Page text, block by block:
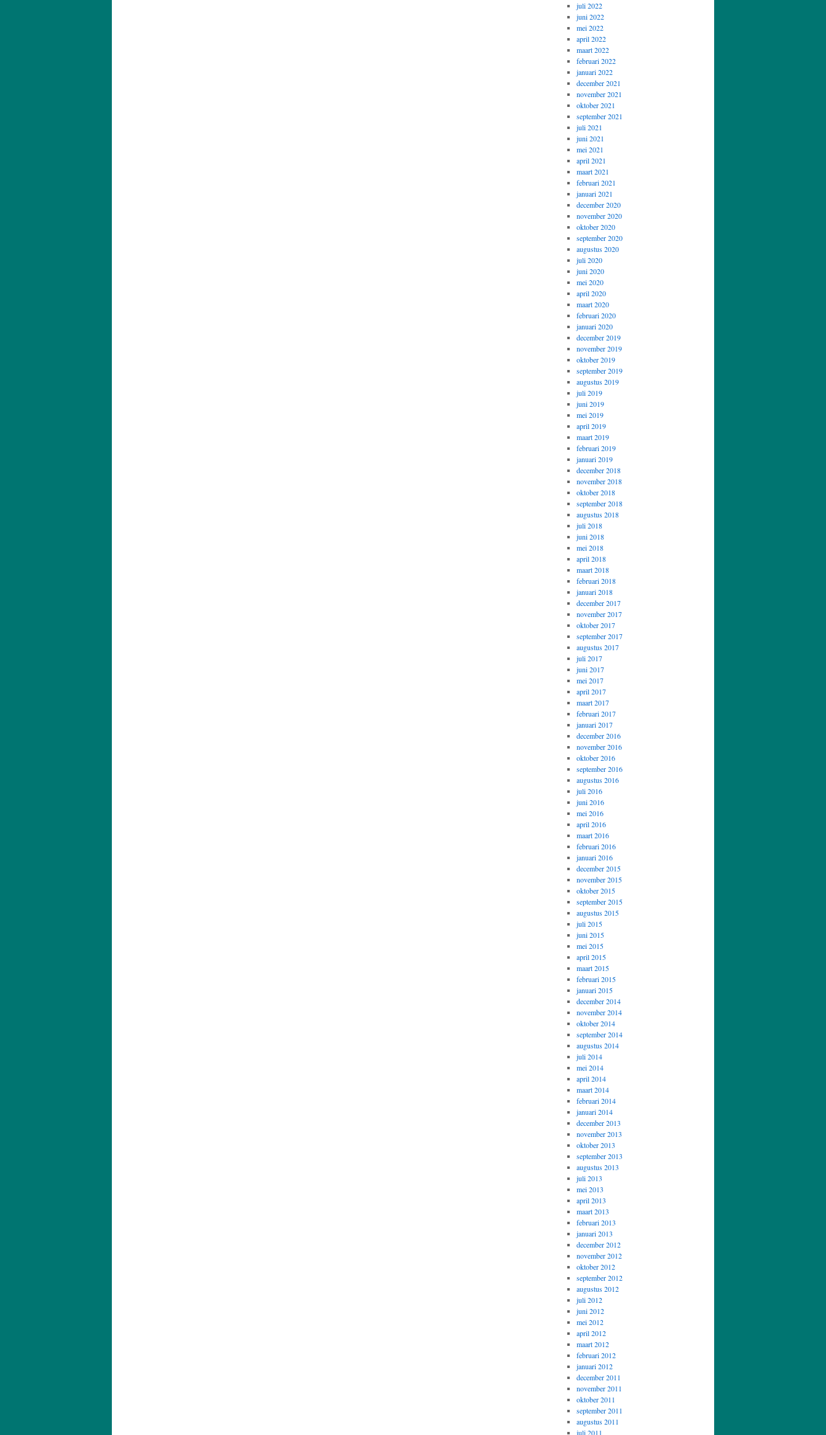
juli 2022
juni 2022
mei 2022
april 2022
maart 2022
februari 2022
januari 2022
december 2021
november 2021
oktober 2021
september 2021
juli 2021
juni 2021
mei 2021
april 2021
maart 2021
februari 2021
januari 2021
december 2020
november 2020
oktober 2020
september 2020
augustus 2020
juli 2020
juni 2020
mei 2020
april 2020
maart 2020
februari 2020
januari 2020
december 2019
november 2019
oktober 2019
september 2019
augustus 2019
juli 2019
juni 2019
mei 2019
april 2019
maart 2019
februari 2019
januari 2019
december 2018
november 2018
oktober 2018
september 2018
augustus 2018
juli 2018
juni 2018
mei 2018
april 2018
maart 2018
februari 2018
januari 2018
december 2017
november 2017
oktober 2017
september 2017
augustus 2017
juli 2017
juni 2017
mei 2017
april 2017
maart 2017
februari 2017
januari 2017
december 2016
november 2016
oktober 2016
september 2016
augustus 2016
juli 2016
juni 2016
mei 2016
april 2016
maart 2016
februari 2016
januari 2016
december 2015
november 2015
oktober 2015
september 2015
augustus 2015
juli 2015
juni 2015
mei 2015
april 2015
maart 2015
februari 2015
januari 2015
december 2014
november 2014
oktober 2014
september 2014
augustus 2014
juli 2014
mei 2014
april 2014
maart 2014
februari 2014
januari 2014
december 2013
november 2013
oktober 2013
september 2013
augustus 2013
juli 2013
mei 2013
april 2013
maart 2013
februari 2013
januari 2013
december 2012
november 2012
oktober 2012
september 2012
augustus 2012
juli 2012
juni 2012
mei 2012
april 2012
maart 2012
februari 2012
januari 2012
december 2011
november 2011
oktober 2011
september 2011
augustus 2011
juli 2011